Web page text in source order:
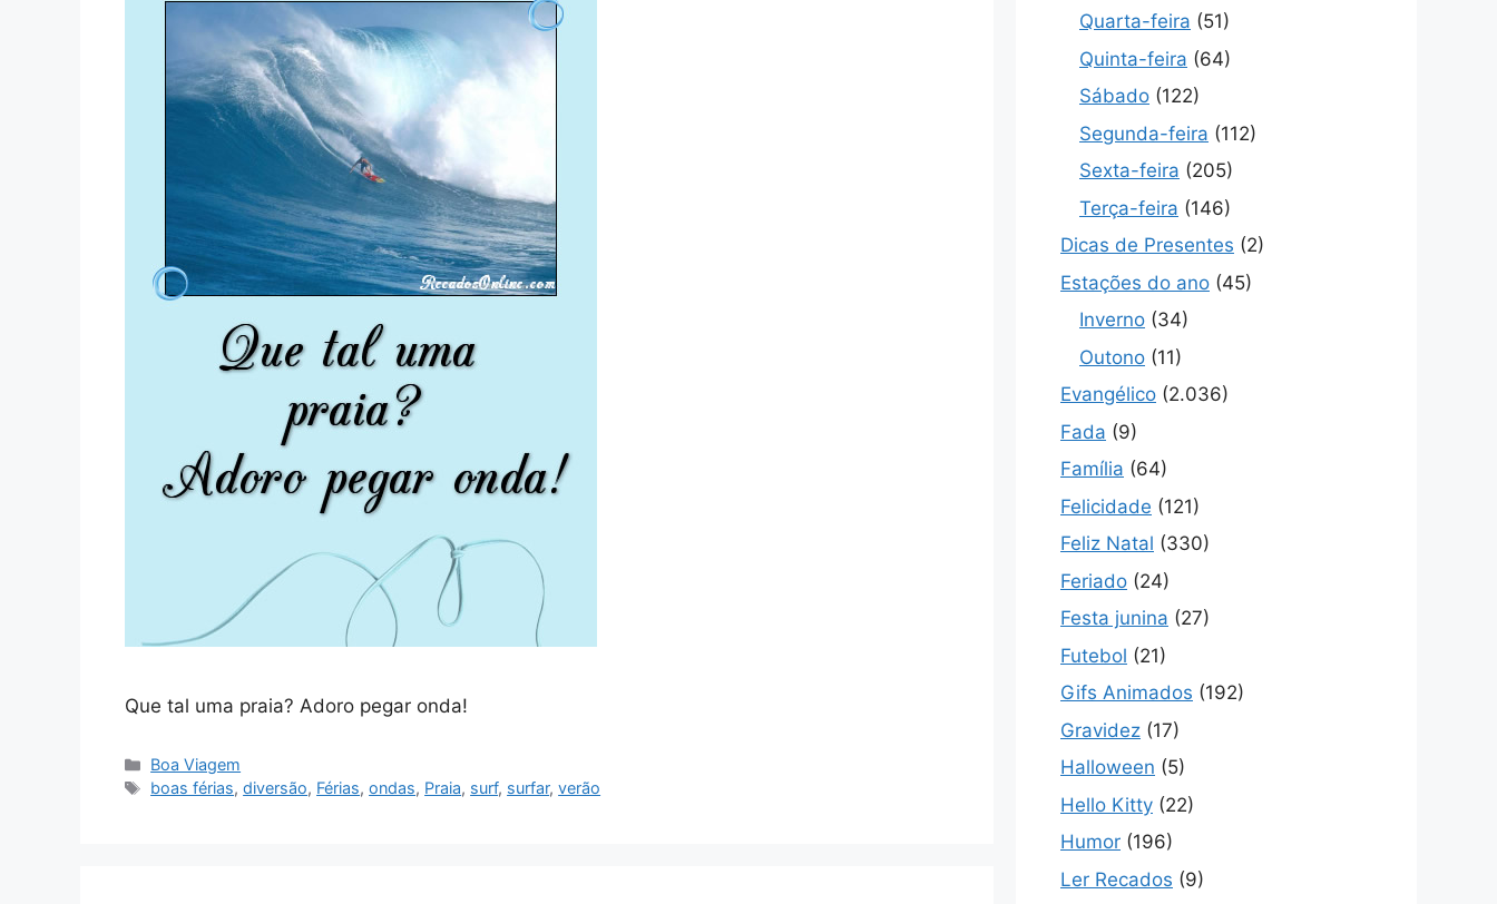
Que tal uma praia? Adoro pegar onda!
Categorias
Boa Viagem
Tags
boas férias,diversão, Férias,ondas, Praia, surf, surfar,verão
Quarta-feira (51)
Quinta-feira (64)
Sábado (122)
Segunda-feira (112)
Sexta-feira (205)
Terça-feira (146)
Dicas de Presentes (2)
Estações do ano (45)
Inverno (34)
Outono (11)
Evangélico (2.036)
Fada (9)
Família (64)
Felicidade (121)
Feliz Natal (330)
Feriado (24)
Festa junina (27)
Futebol (21)
Gifs Animados (192)
Gravidez (17)
Halloween (5)
Hello Kitty (22)
Humor (196)
Ler Recados (9)